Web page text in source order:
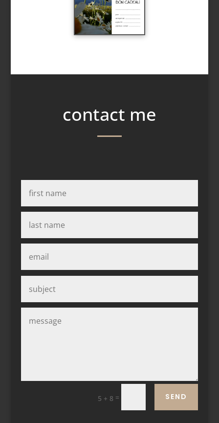
contact me
5 + 8 = SEND